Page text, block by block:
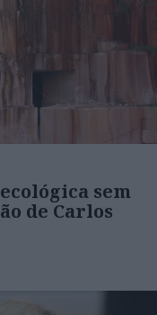
sem
de Carlos